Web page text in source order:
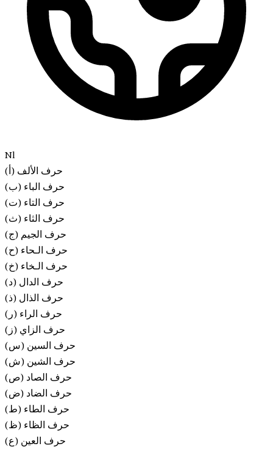
Nl
(أ) حرف الألف
(ب) حرف الباء
(ت) حرف التاء
(ث) حرف الثاء
(ج) حرف الجيم
(ح) حرف الـحاء
(خ) حرف الـخاء
(د) حرف الدال
(ذ) حرف الذال
(ر) حرف الراء
(ز) حرف الزاي
(س) حرف السين
(ش) حرف الشين
(ص) حرف الصاد
(ض) حرف الضاد
(ط) حرف الطاء
(ظ) حرف الظاء
(ع) حرف العين